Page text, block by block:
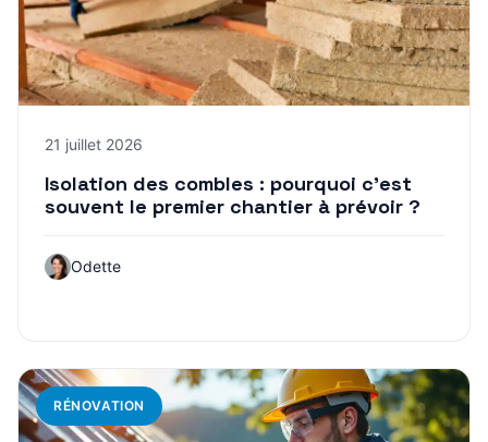
21 juillet 2026
Isolation des combles : pourquoi c’est
souvent le premier chantier à prévoir ?
Odette
RÉNOVATION